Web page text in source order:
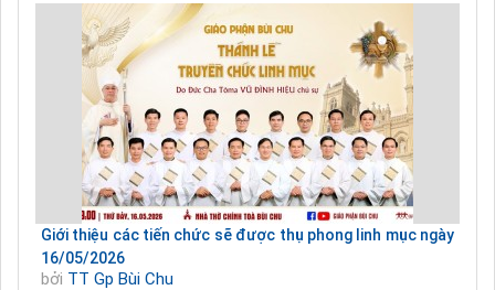
Giới thiệu các tiến chức sẽ được thụ phong linh mục ngày
16/05/2026
bởi TT Gp Bùi Chu